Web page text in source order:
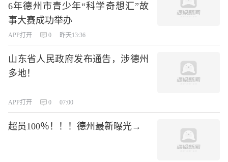
6年德州市青少年“科学奇想汇”故
事大赛成功举办
APP打开 0 昨天13:36
山东省人民政府发布通告，涉德州
多地！
APP打开 0 07:00
超员100％！！！德州最新曝光→